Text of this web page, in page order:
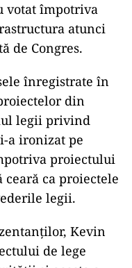
votat împotriva
atunci
de Congres.
înregistrate în
din
legii privind
a ironizat pe
proiectului
ceară ca proiectele
legii.
Kevin
de lege